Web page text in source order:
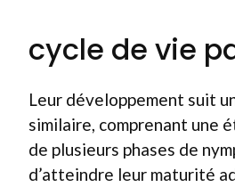
cycle de vie
Leur développement suit
similaire, comprenant une
de plusieurs phases de
d’atteindre leur maturité